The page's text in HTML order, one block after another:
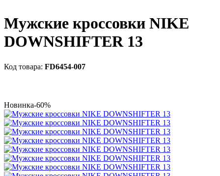
Мужские кроссовки NIKE
DOWNSHIFTER 13
FD6454-007
Новинка-60%